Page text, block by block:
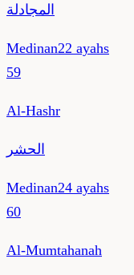
المجادلة
Medinan22 ayahs
59
Al-Hashr
الحشر
Medinan24 ayahs
60
Al-Mumtahanah